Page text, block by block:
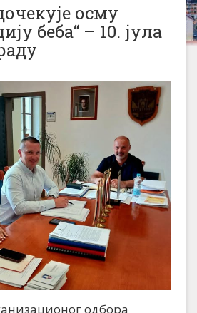
осму
беба“ – 10. јула
одбора